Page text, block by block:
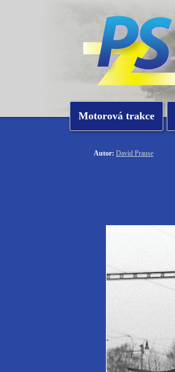
Motorová trakce
Autor: David Prause